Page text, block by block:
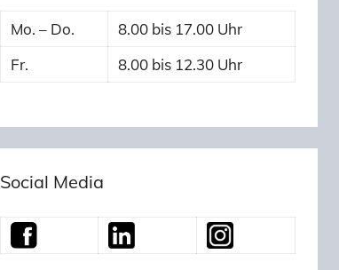
Mo. – Do.
8.00 bis 17.00 Uhr
Fr.
8.00 bis 12.30 Uhr
Social Media